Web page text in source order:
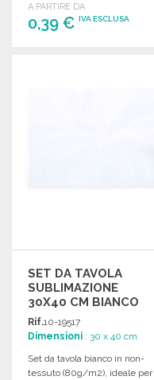
A PARTIRE DA
0,39 € IVA ESCLUSA
SET DA TAVOLA
SUBLIMAZIONE
30X40 CM BIANCO
Rif.10-19517
Dimensioni : 30 x 40 cm
Set da tavola bianco in non-
tessuto (80g/m2), ideale per